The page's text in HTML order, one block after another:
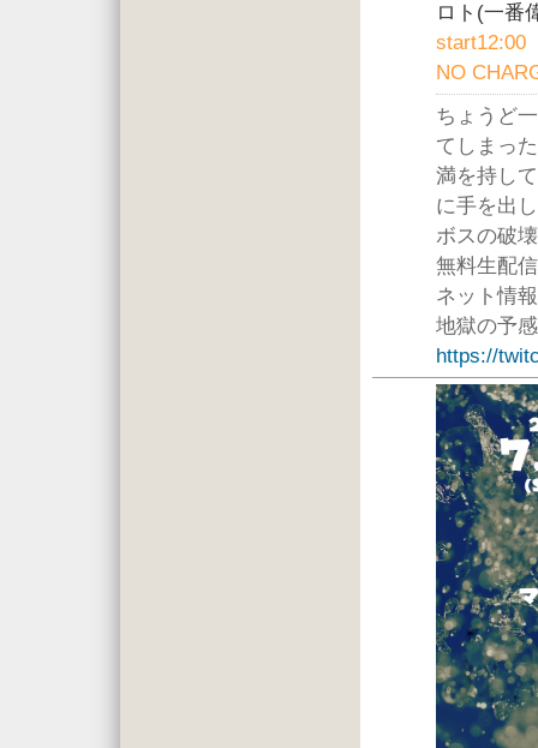
ロト(一番
start12:00
NO
ちょうど
てしまっ
満を持し
に手を出
ボスの破
無料生配
ネット情
地獄の予
https://